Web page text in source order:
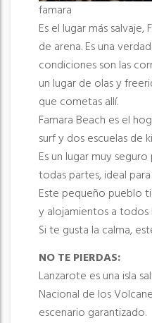
famara
Es el lugar más salvaje,
de arena. Es una
condiciones son las
un lugar de olas y
que cometas allí.
Famara Beach es el
surf y dos escuelas de
Es un lugar muy
todas partes, ideal
Este pequeño pueblo
y alojamientos a todos
Si te gusta la calma,
NO TE PIERDAS:
Lanzarote es una isla
Nacional de los
escenario garantizado.